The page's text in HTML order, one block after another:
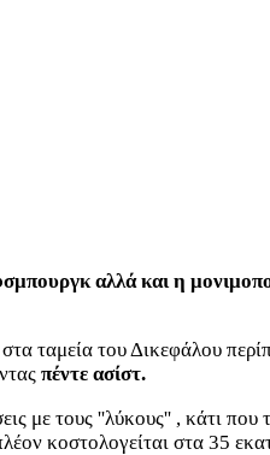
αλλά και η
ταμεία του Δικεφάλου
πέντε ασίστ.
με τους ''λύκους'' , κάτι που
κοστολογείται στα 35